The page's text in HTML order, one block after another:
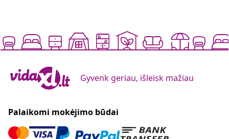
Gyvenk geriau, išleisk mažiau
Palaikomi mokėjimo būdai